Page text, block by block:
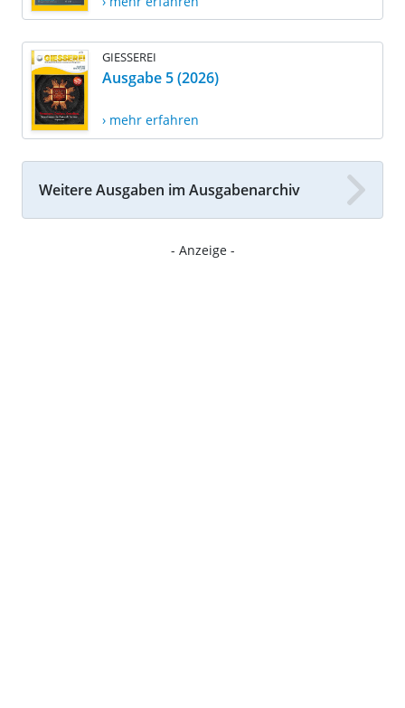
GIESSEREI
Ausgabe 5 (2026)
› mehr erfahren
Weitere Ausgaben im Ausgabenarchiv
- Anzeige -